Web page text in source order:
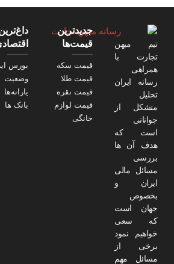
تیم میهن
تجارت با
همراهی
رسانه ایران
تحلیل
متشکل از
جوانانی
است که
هدف آن ها
بررسی
مسائل مالی
ایران و
بخصوص
جهان است
که سعی
خواهیم نمود
برخی از
مسائل مهم
جدیدترین
قیمت‌ها
قیمت سکه
قیمت طلا
قیمت نقره
قیمت لوازم
خانگی
بورس
وضعیت
یارانه‌ها
بانک ها